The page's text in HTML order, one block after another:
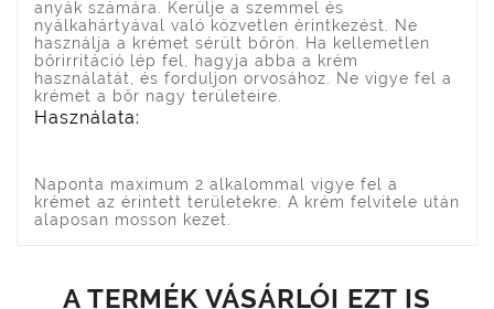
anyák számára. Kerülje a szemmel és
nyálkahártyával való közvetlen érintkezést. Ne
használja a krémet sérült bőrön. Ha kellemetlen
bőrirritáció lép fel, hagyja abba a krém
használatát, és forduljon orvosához. Ne vigye fel a
krémet a bőr nagy területeire.
Használata:
Naponta maximum 2 alkalommal vigye fel a
krémet az érintett területekre. A krém felvitele után
alaposan mosson kezet.
A TERMÉK VÁSÁRLÓI EZT IS